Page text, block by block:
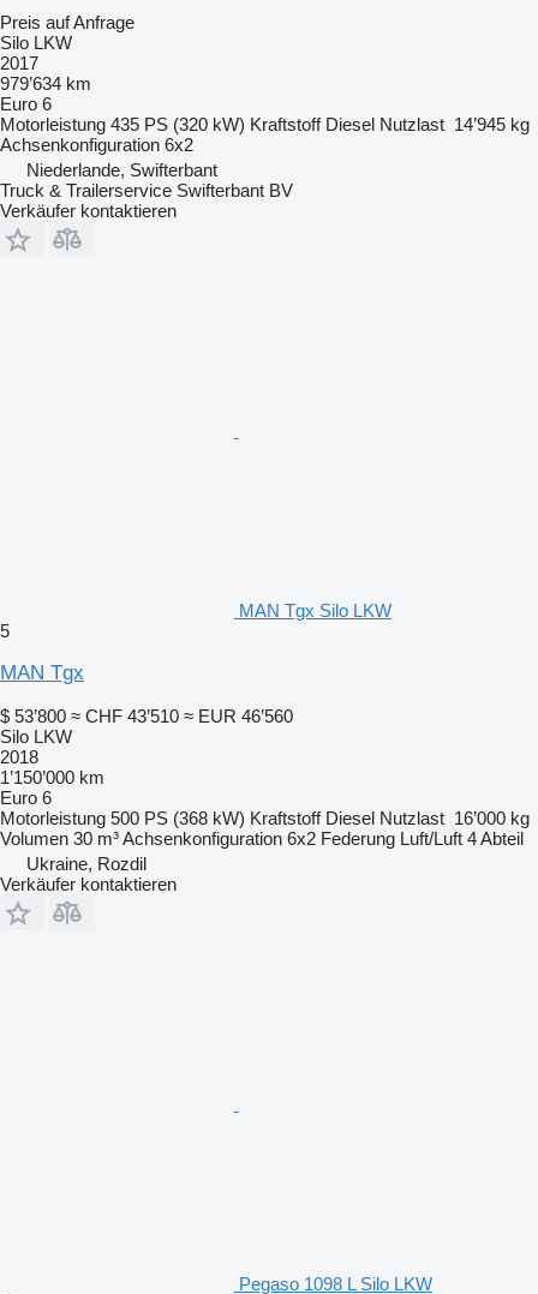
Preis auf Anfrage
Silo LKW
2017
979’634 km
Euro 6
Motorleistung 435 PS (320 kW) Kraftstoff Diesel Nutzlast 14’945 kg
Achsenkonfiguration 6x2
Niederlande, Swifterbant
Truck & Trailerservice Swifterbant BV
Verkäufer kontaktieren
MAN Tgx Silo LKW
5
MAN Tgx
$ 53’800 ≈ CHF 43’510 ≈ EUR 46’560
Silo LKW
2018
1’150’000 km
Euro 6
Motorleistung 500 PS (368 kW) Kraftstoff Diesel Nutzlast 16’000 kg
Volumen 30 m³Achsenkonfiguration 6x2 Federung Luft/Luft 4 Abteil
Ukraine, Rozdil
Verkäufer kontaktieren
Pegaso 1098 L Silo LKW